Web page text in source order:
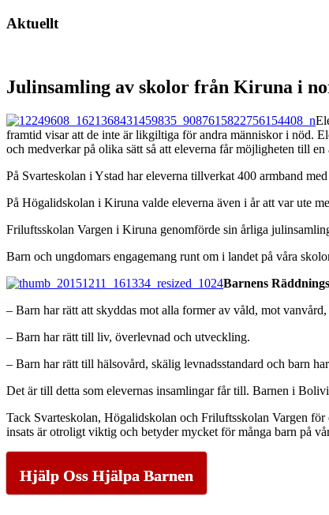
Aktuellt
Julinsamling av skolor från Kiruna i
framtid visar att de inte är likgiltiga för andra människor i nöd.
och medverkar på olika sätt så att eleverna får möjligheten till
På Svarteskolan i Ystad har eleverna tillverkat 400 armband
På Högalidskolan i Kiruna valde eleverna även i år att var ute
Friluftsskolan Vargen i Kiruna genomförde sin årliga
Barn och ungdomars engagemang runt om i landet på våra
Barnens
– Barn har rätt att skyddas mot alla former av våld, mot
– Barn har rätt till liv, överlevnad och utveckling.
– Barn har rätt till hälsovård, skälig levnadsstandard och barn
Det är till detta som elevernas insamlingar får till. Barnen i
Tack Svarteskolan, Högalidskolan och Friluftsskolan Vargen
insats är otroligt viktig och betyder mycket för många barn på
Hjälp Oss Hjälpa Barnen